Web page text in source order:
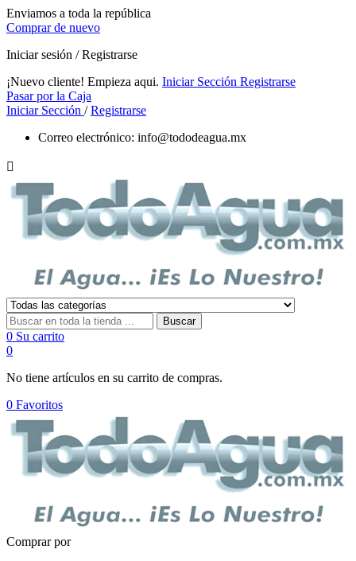
Enviamos a toda la república
Comprar de nuevo
Iniciar sesión / Registrarse
¡Nuevo cliente! Empieza aqui. Iniciar Sección Registrarse
Pasar por la Caja
Iniciar Sección /Registrarse
Correo electrónico: info@tododeagua.mx

Buscar
0 Su carrito
0
No tiene artículos en su carrito de compras.
0 Favoritos
Comprar por